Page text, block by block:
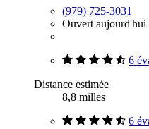
(979) 725-3031
Ouvert aujourd'hui
6
Distance estimée
8,8 milles
6